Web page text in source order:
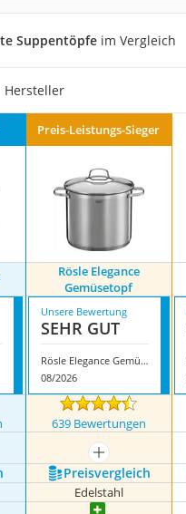
Heißwasserspender
Ecovacs-Saugroboter
Nespresso-Maschine
Messerschärfer
Suppentöpfe im Vergleich
Hersteller
Preis-Leistungs-Sieger
Rösle Elegance
Gemüsetopf
Unsere Bewertung
SEHR GUT
Rösle Elegance Gemüsetopf
08/2026
639 Bewertungen
mehr anzeigen
Preis­vergleich
Edelstahl